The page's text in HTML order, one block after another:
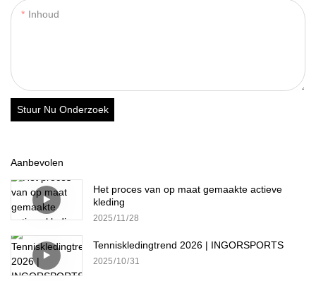
Inhoud
Stuur Nu Onderzoek
Aanbevolen
Het proces van op maat gemaakte actieve
kleding
2025 11 28
Tenniskledingtrend 2026 | INGORSPORTS
2025 10 31